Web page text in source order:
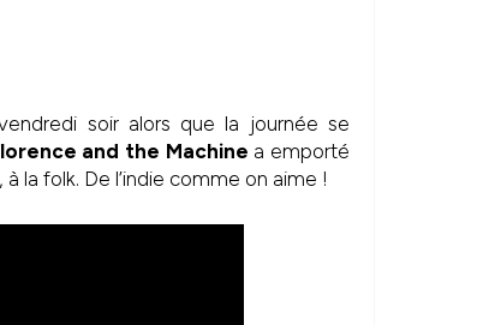
soir alors que la journée se
and the Machine a emporté
la folk. De l’indie comme on aime !